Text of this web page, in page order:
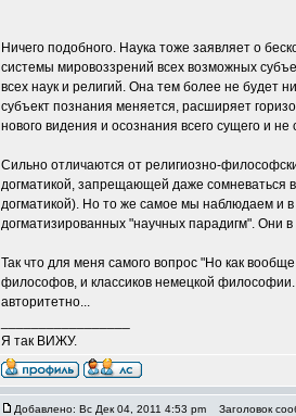
Ничего подобного. Наука тоже заявляет о
системы мировоззрений всех возможных
всех наук и религий. Она тем более не будет
субъект познания меняется, расширяет
нового видения и осознания всего сущего и не
Сильно отличаются от религиозно-
догматикой, запрещающей даже сомневаться
догматикой). Но то же самое мы наблюдаем и
догматизированных "научных парадигм". Они
Так что для меня самого вопрос "Но как
философов, и классиков немецкой
авторитетно...
Я так ВИЖУ.
Добавлено: Вс Дек 04, 2011 4:53 pm Заголовок